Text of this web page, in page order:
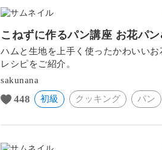
こねずに作るパン講座 お花パ
ハムと生地を上手く使ったかわいい
レシピをご紹介。
sakunana
448 初級 クッキング パン